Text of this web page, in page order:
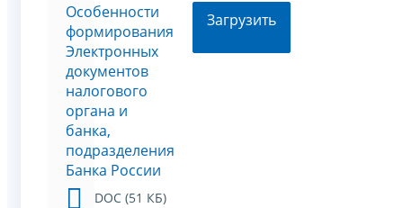
Особенности
формирования
Электронных
документов
налогового
органа и
банка,
подразделения
Банка России
DOC (51 КБ)
Загрузить